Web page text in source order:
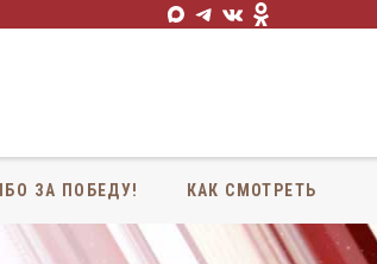
ЗА ПОБЕДУ! КАК СМОТРЕТЬ